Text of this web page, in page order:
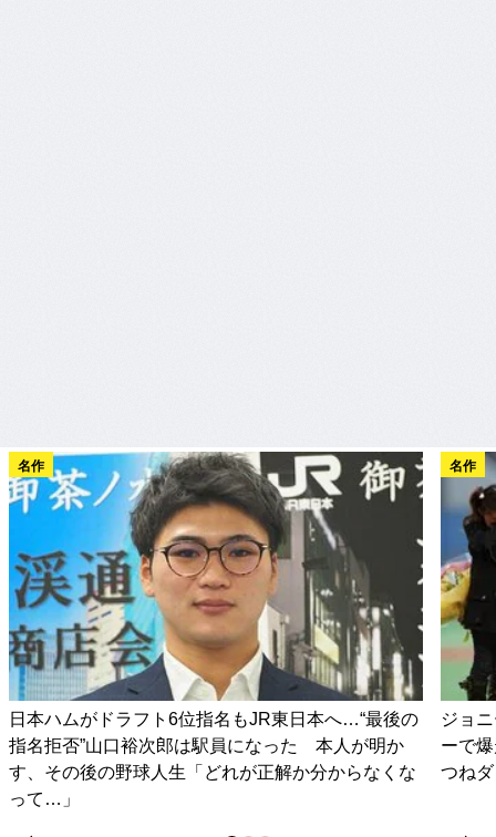
名作
日本ハムがドラフト6位指名もJR東日本へ…“最後の
指名拒否”山口裕次郎は駅員になった 本人が明か
す、その後の野球人生「どれが正解か分からなくな
って…」
名作
ジョ
ーで
つね